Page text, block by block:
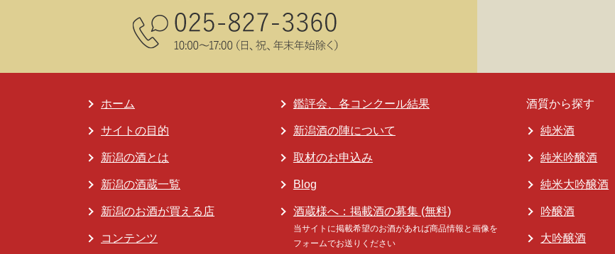
ホーム
サイトの目的
新潟の酒とは
新潟の酒蔵一覧
新潟のお酒が買える店
コンテンツ
鑑評会、各コンクール結果
新潟酒の陣について
取材のお申込み
Blog
酒蔵様へ：掲載酒の募集 (無料)
当サイトに掲載希望のお酒があれば商品情報と画像を
フォームでお送りください
酒質から探す
純米酒
純米吟醸酒
純米大吟醸酒
吟醸酒
大吟醸酒